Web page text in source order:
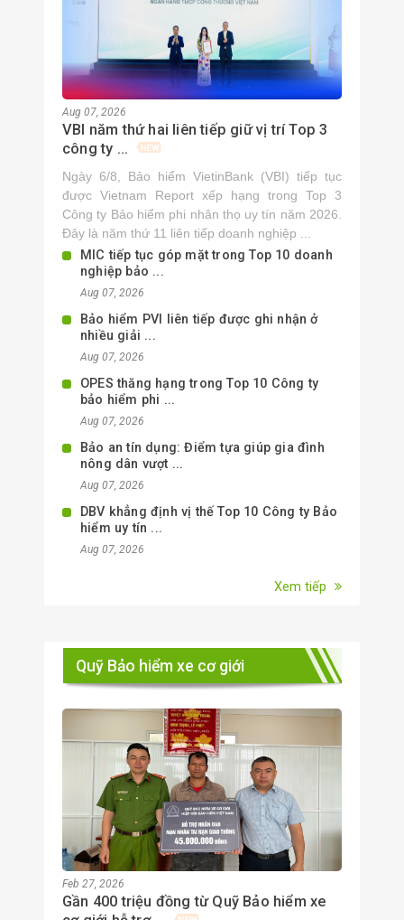
Aug 07, 2026
VBI năm thứ hai liên tiếp giữ vị trí Top 3
công ty ...
Ngày 6/8, Bảo hiểm VietinBank (VBI) tiếp tục
được Vietnam Report xếp hạng trong Top 3
Công ty Bảo hiểm phi nhân thọ uy tín năm 2026.
Đây là năm thứ 11 liên tiếp doanh nghiệp ...
MIC tiếp tục góp mặt trong Top 10 doanh
nghiệp bảo ...
Aug 07, 2026
Bảo hiểm PVI liên tiếp được ghi nhận ở
nhiều giải ...
Aug 07, 2026
OPES thăng hạng trong Top 10 Công ty
bảo hiểm phi ...
Aug 07, 2026
Bảo an tín dụng: Điểm tựa giúp gia đình
nông dân vượt ...
Aug 07, 2026
DBV khẳng định vị thế Top 10 Công ty Bảo
hiểm uy tín ...
Aug 07, 2026
Xem tiếp
Quỹ Bảo hiểm xe cơ giới
Feb 27, 2026
Gần 400 triệu đồng từ Quỹ Bảo hiểm xe